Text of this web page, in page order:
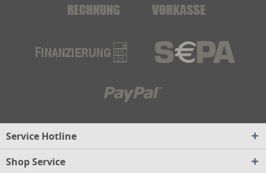
Service Hotline
Shop Service